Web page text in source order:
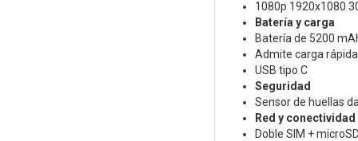
1080p 1920x1080
Batería y carga
Batería de 5200
Admite carga
USB tipo C
Seguridad
Sensor de huellas
Red y conectividad
Doble SIM +